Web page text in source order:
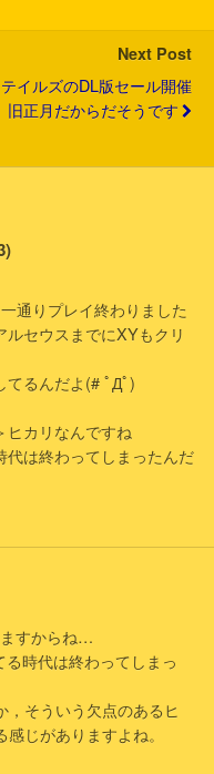
Next Post
テイルズのDL版セール開催
正月だからだそうです
通りプレイ終わりました
セウスまでにXYもクリ
てるんだよ(# ﾟДﾟ)
ヒカリなんですね
代は終わってしまったんだ
すからね…
時代は終わってしまっ
そういう欠点のあるヒ
じがありますよね。